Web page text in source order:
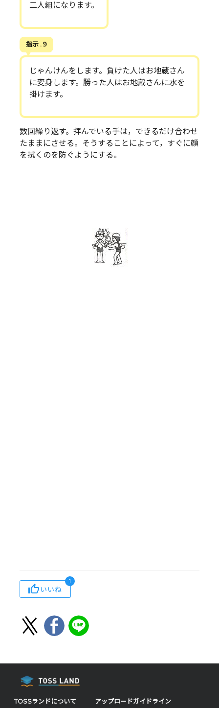
二人組になります。
指示 . 9
じゃんけんをします。負けた人はお地蔵さん
に変身します。勝った人はお地蔵さんに水を
掛けます。
数回繰り返す。拝んでいる手は，できるだけ合わせ
たままにさせる。そうすることによって，すぐに顔
を拭くのを防ぐようにする。
いいね
1
TOSSランドについて アップロードガイドライン